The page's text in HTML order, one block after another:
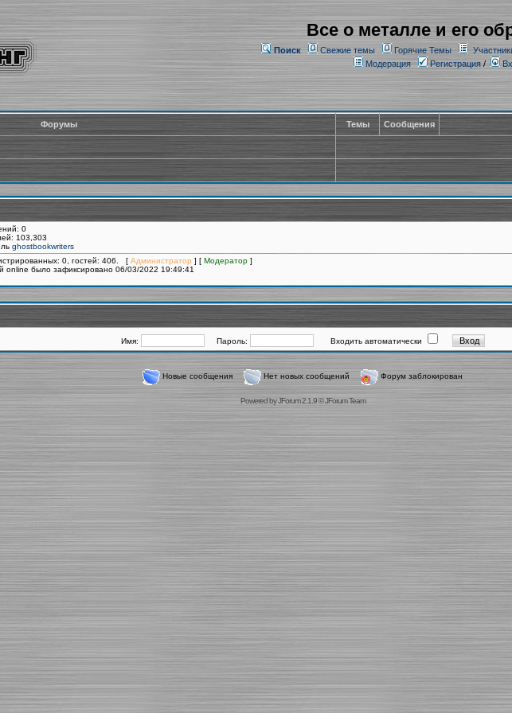
Все о металле и его
Поиск Свежие темы Горячие Темы
Модерация
Регистрация/
Форумы Темы Сообщения
0
103,303
ghostbookwriters
0, гостей: 406. [ Администратор ] [ Модератор ]
online было зафиксировано 06/03/2022 19:49:41
Имя: Пароль: Входить автоматически
Новые сообщения Нет новых сообщений Форум заблокирован
Powered byJForum 2.1.9©JForum Team